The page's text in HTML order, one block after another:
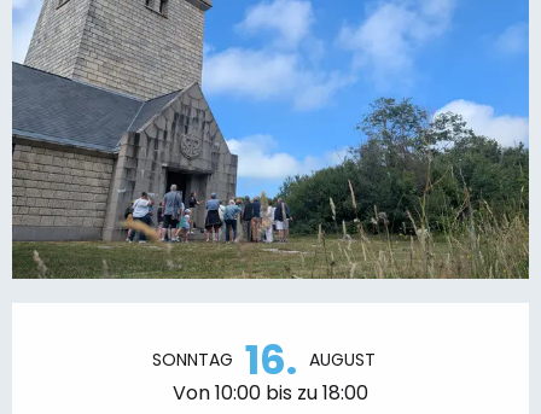
SONNTAG 16. AUGUST
Von 10:00 bis zu 18:00